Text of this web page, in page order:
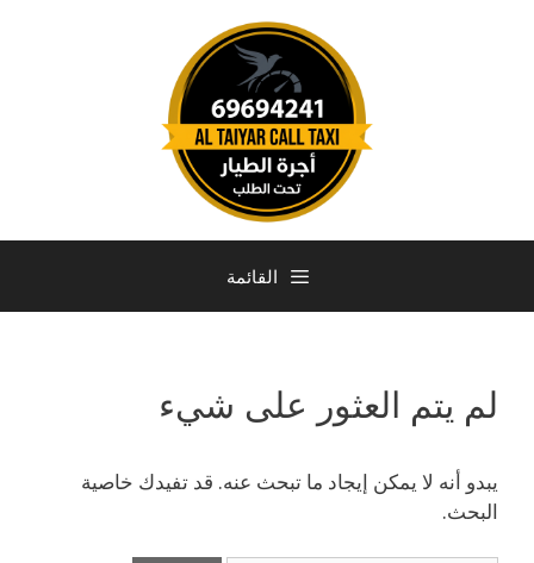
القائمة
لم يتم العثور على شيء
يبدو أنه لا يمكن إيجاد ما تبحث عنه. قد تفيدك خاصية
البحث.